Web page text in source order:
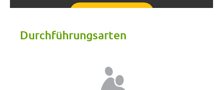
Durchführungsarten